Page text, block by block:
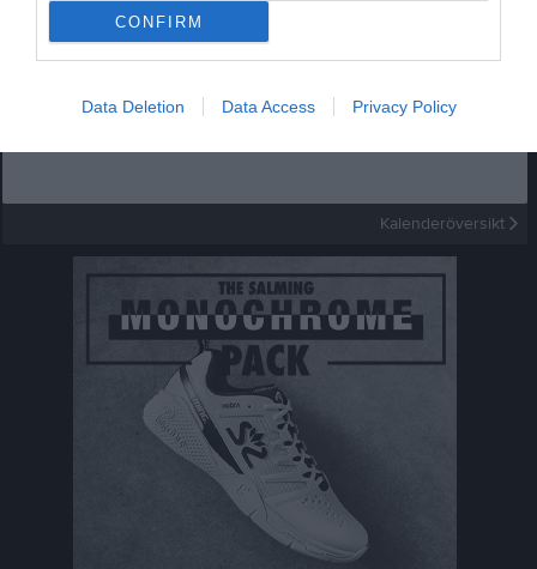
CONFIRM
Data Deletion Data Access Privacy Policy
På gång Kalender
Kalenderöversikt